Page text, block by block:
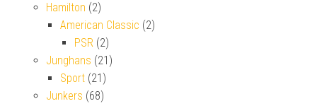
Hamilton (2)
American Classic (2)
PSR (2)
Junghans (21)
Sport (21)
Junkers (68)